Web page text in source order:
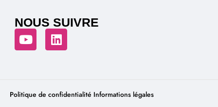
NOUS SUIVRE
Politique de confidentialité Informations légales